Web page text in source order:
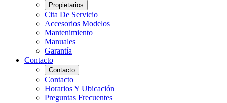
Propietarios
Cita De Servicio
Accesorios Modelos
Mantenimiento
Manuales
Garantía
Contacto
Contacto
Contacto
Horarios Y Ubicación
Preguntas Frecuentes